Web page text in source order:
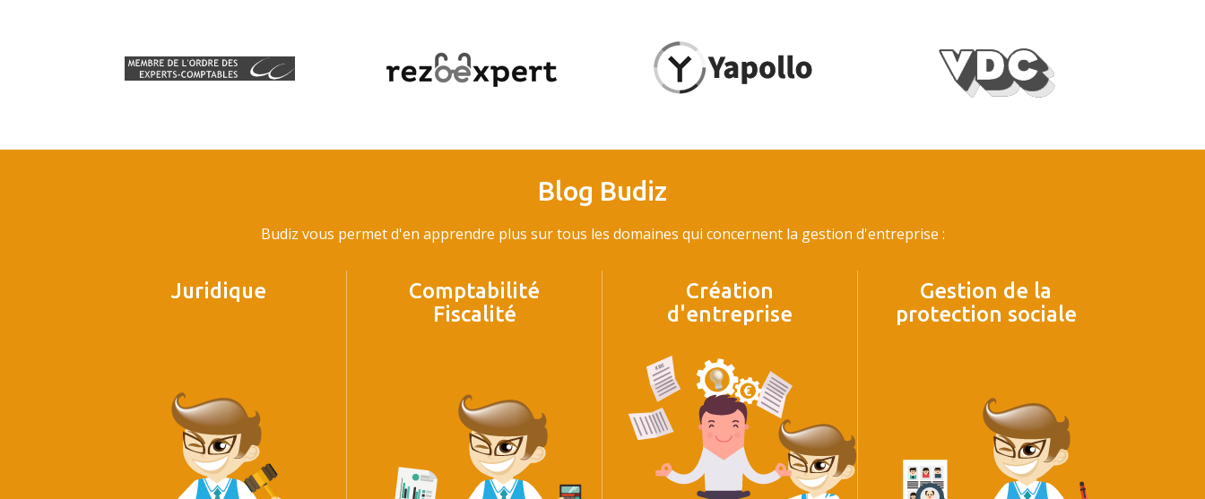
Blog Budiz
Budiz vous permet d'en apprendre plus sur tous les domaines qui concernent la gestion d'entreprise :
Juridique
Comptabilité
Fiscalité
Création
d'entreprise
Gestion de la
protection sociale